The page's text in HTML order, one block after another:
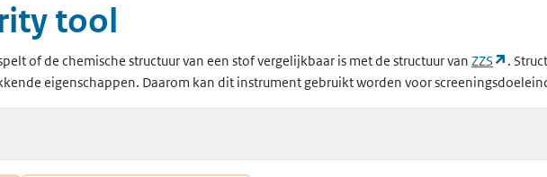
tool
Stoffen)
of de chemische structuur van een stof vergelijkbaar is met de structuur van ZZS
.
eigenschappen. Daarom kan dit instrument gebruikt worden voor